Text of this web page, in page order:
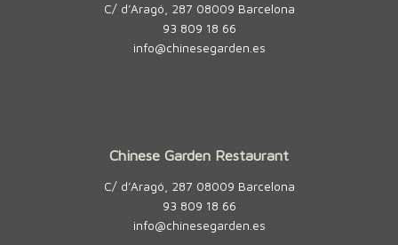
C/ d’Aragó, 287 08009 Barcelona
93 809 18 66
info@chinesegarden.es
Chinese Garden Restaurant
C/ d’Aragó, 287 08009 Barcelona
93 809 18 66
info@chinesegarden.es